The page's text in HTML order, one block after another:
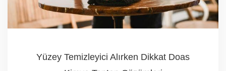
Yüzey Temizleyici Alırken Dikkat Doas